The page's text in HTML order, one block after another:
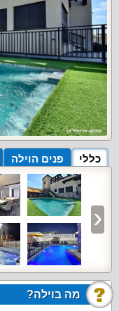
כללי פנים הוילה
מה בוילה?